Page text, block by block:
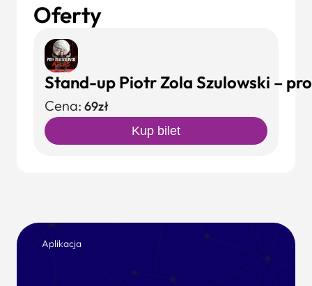
Oferty
Stand-up Piotr Zola Szulowski –
Cena: 69zł
Kup bilet
Aplikacja